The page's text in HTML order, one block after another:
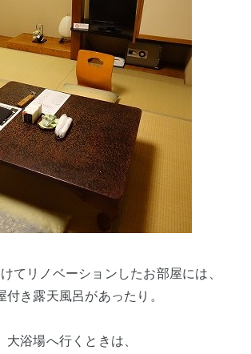
てリノベーションしたお部屋には、
付き露天風呂があったり。
大浴場へ行くときは、